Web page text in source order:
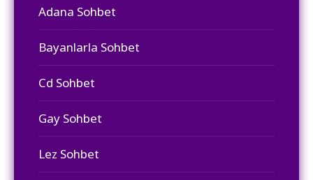
Adana Sohbet
Bayanlarla Sohbet
Cd Sohbet
Gay Sohbet
Lez Sohbet